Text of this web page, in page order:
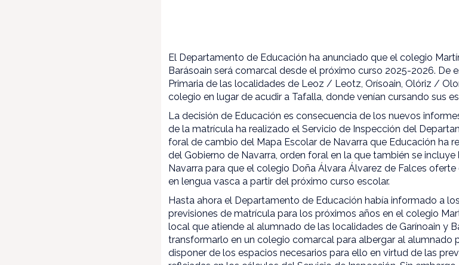
El Departamento de Educación ha anunciado que el colegio
Barásoain será comarcal desde el próximo curso 2025-2026. De
Primaria de las localidades de Leoz / Leotz, Orísoain, Olóriz /
colegio en lugar de acudir a Tafalla, donde venían cursando sus
La decisión de Educación es consecuencia de los nuevos
de la matrícula ha realizado el Servicio de Inspección del
foral de cambio del Mapa Escolar de Navarra que Educación ha
del Gobierno de Navarra, orden foral en la que también se
Navarra para que el colegio Doña Álvara Álvarez de Falces
en lengua vasca a partir del próximo curso escolar.
Hasta ahora el Departamento de Educación había informado a
previsiones de matrícula para los próximos años en el colegio
local que atiende al alumnado de las localidades de Garínoain y
transformarlo en un colegio comarcal para albergar al alumnado
disponer de los espacios necesarios para ello en virtud de las